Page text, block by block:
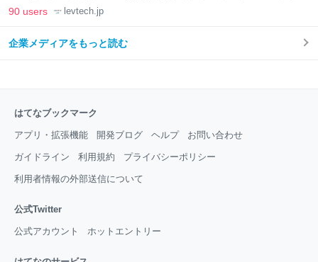
LAB
90 users levtech.jp
企業メディアをもっと読む
はてなブックマーク
アプリ・拡張機能 開発ブログ ヘルプ お問い合わせ
ガイドライン 利用規約 プライバシーポリシー
利用者情報の外部送信について
公式Twitter
公式アカウント ホットエントリー